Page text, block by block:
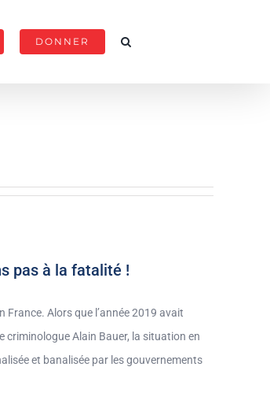
DONNER
pas à la fatalité !
Alors que l’année 2019 avait
criminologue Alain Bauer, la situation en
et banalisée par les gouvernements